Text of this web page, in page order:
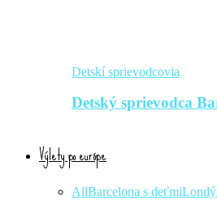
Detskí sprievodcovia
Detský sprievodca
Výlety po európe
AllBarcelona s deťmi